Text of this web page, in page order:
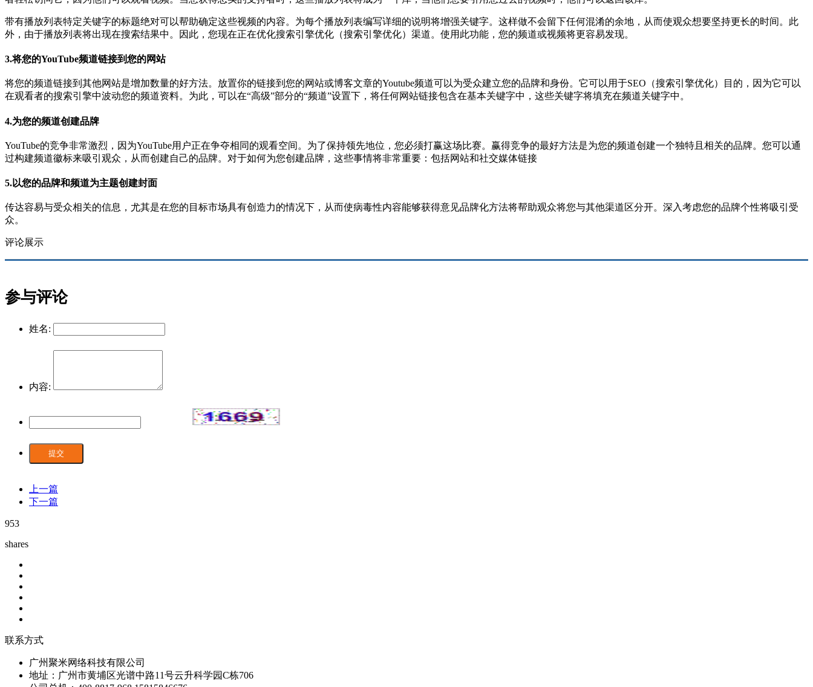
带有播放列表特定关键字的标题绝对可以帮助确定这些视频的内容。为每个播放列表编写详细的说明将增强关键字。这样做不会留下任何混淆的余地，从而使观众想要坚持更长的时间。此
外，由于播放列表将出现在搜索结果中。因此，您现在正在优化搜索引擎优化（搜索引擎优化）渠道。使用此功能，您的频道或视频将更容易发现。
3.将您的YouTube频道链接到您的网站
将您的频道链接到其他网站是增加数量的好方法。放置你的链接到您的网站或博客文章的Youtube频道可以为受众建立您的品牌和身份。它可以用于SEO（搜索引擎优化）目的，因为它可以
在观看者的搜索引擎中波动您的频道资料。为此，可以在“高级”部分的“频道”设置下，将任何网站链接包含在基本关键字中，这些关键字将填充在频道关键字中。
4.为您的频道创建品牌
YouTube的竞争非常激烈，因为YouTube用户正在争夺相同的观看空间。为了保持领先地位，您必须打赢这场比赛。赢得竞争的最好方法是为您的频道创建一个独特且相关的品牌。您可以通
过构建频道徽标来吸引观众，从而创建自己的品牌。对于如何为您创建品牌，这些事情将非常重要：包括网站和社交媒体链接
5.以您的品牌和频道为主题创建封面
传达容易与受众相关的信息，尤其是在您的目标市场具有创造力的情况下，从而使病毒性内容能够获得意见品牌化方法将帮助观众将您与其他渠道区分开。深入考虑您的品牌个性将吸引受
众。
评论展示
参与评论
姓名:
内容:
提交
上一篇
下一篇
953
shares
联系方式
广州聚米网络科技有限公司
地址：广州市黄埔区光谱中路11号云升科学园C栋706